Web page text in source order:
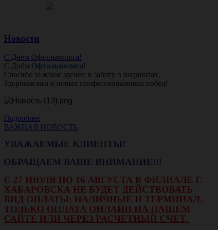
Новости
С Днём Офтальмолога!
С Днём Офтальмолога!
Спасибо за ясное зрение и заботу о пациентах.
Здоровья вам и новых профессиональных побед!
Подробнее
ВАЖНАЯ НОВОСТЬ
УВАЖАЕМЫЕ КЛИЕНТЫ!
ОБРАЩАЕМ ВАШЕ ВНИМАНИЕ!!!
С 27 ИЮЛЯ ПО 16 АВГУСТА В ФИЛИАЛЕ Г.
ХАБАРОВСКА НЕ БУДЕТ ДЕЙСТВОВАТЬ
ВИД ОПЛАТЫ: НАЛИЧНЫЕ И ТЕРМИНАЛ.
ТОЛЬКО ОПЛАТА ОНЛАЙН НА НАШЕМ
САЙТЕ ИЛИ ЧЕРЕЗ РАСЧЕТНЫЙ СЧЕТ.